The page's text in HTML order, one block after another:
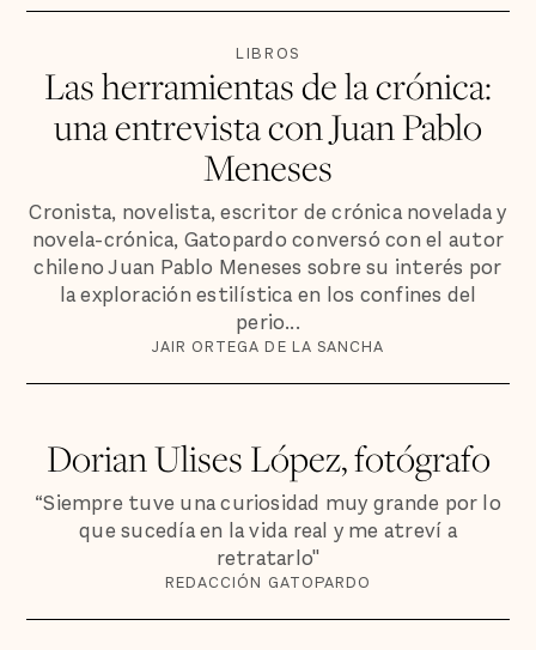
LIBROS
Las herramientas de la crónica:
una entrevista con Juan Pablo
Meneses
Cronista, novelista, escritor de crónica novelada y
novela-crónica, Gatopardo conversó con el autor
chileno Juan Pablo Meneses sobre su interés por
la exploración estilística en los confines del
perio...
JAIR ORTEGA DE LA SANCHA
Dorian Ulises López, fotógrafo
“Siempre tuve una curiosidad muy grande por lo
que sucedía en la vida real y me atreví a
retratarlo"
REDACCIÓN GATOPARDO